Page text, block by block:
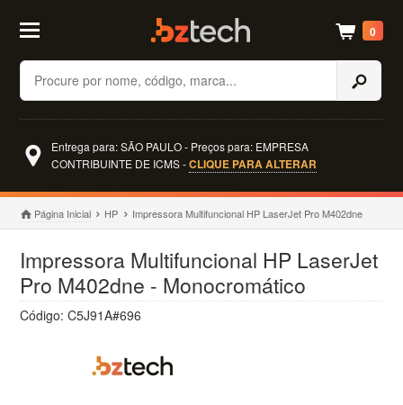
Buscar
0
Entrega para: SÃO PAULO - Preços para: EMPRESA
CONTRIBUINTE DE ICMS -CLIQUE PARA ALTERAR
Página Inicial HP Impressora Multifuncional HP LaserJet Pro M402dne
Impressora Multifuncional HP LaserJet
Pro M402dne - Monocromático
Código: C5J91A#696